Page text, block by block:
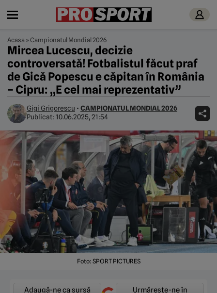
Acasa »Campionatul Mondial 2026
Mircea Lucescu, decizie
controversată! Fotbalistul făcut praf
de Gică Popescu e căpitan în România
– Cipru: „E cel mai reprezentativ”
Gigi Grigorescu • CAMPIONATUL MONDIAL 2026
Publicat: 10.06.2025, 21:54
Foto: SPORT PICTURES
Adaugă-ne ca sursă
Urmărește-ne în